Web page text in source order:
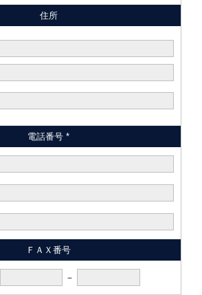
住所
電話番号 *
ＦＡＸ番号
－